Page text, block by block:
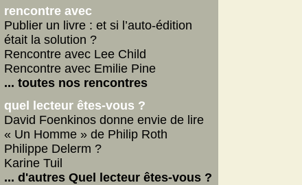
... lire les autres
rencontre avec
Publier un livre : et si l’auto-édition
était la solution ?
Rencontre avec Lee Child
Rencontre avec Emilie Pine
... toutes nos rencontres
quel lecteur êtes-vous ?
David Foenkinos donne envie de lire
« Un Homme » de Philip Roth
Philippe Delerm ?
Karine Tuil
... d'autres Quel lecteur êtes-vous ?